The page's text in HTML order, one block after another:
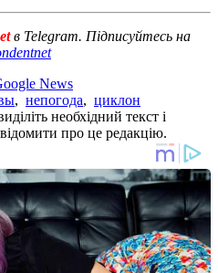
в Telegram. Підписуйтесь на
News
, непогода, циклон
необхідний текст і
про це редакцію.